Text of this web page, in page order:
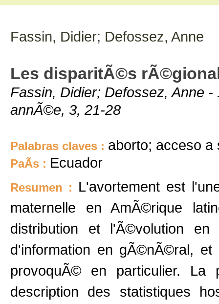
Fassin, Didier; Defossez, Anne
Les disparitÃ©s
Fassin, Didier; Defossez, Anne
annÃ©e, 3, 21-28
Palabras claves : aborto; acceso a
PaÃ­s : Ecuador
Resumen : L'avortement est
maternelle en AmÃ©rique
distribution et l'Ã©volution
d'information en gÃ©nÃ©ral,
provoquÃ© en particulier.
description des statistiques